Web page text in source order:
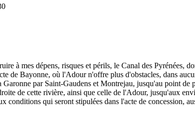
à mes dépens, risques et périls, le Canal des
de Bayonne, où l'Adour n'offre plus d'obstacles, dans
par Saint-Gaudens et Montrejau, jusqu'au point
de cette rivière, ainsi que celle de l'Adour, jusqu'aux
conditions qui seront stipulées dans l'acte de concession,